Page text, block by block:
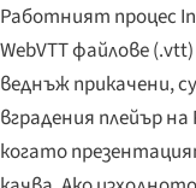
Работният процес
WebVTT файлове
веднъж прикачени,
вградения плейър
когато